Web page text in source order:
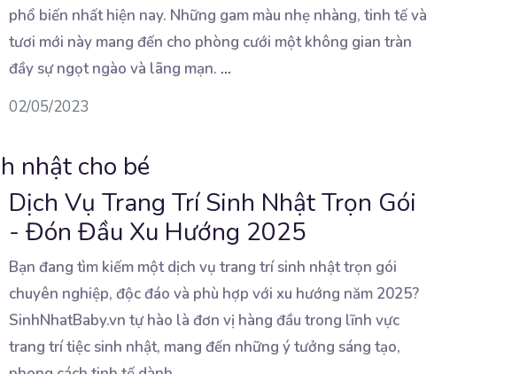
phổ biến nhất hiện nay. Những gam màu nhẹ nhàng, tinh tế và
tươi mới này mang đến cho phòng cưới một không gian tràn
đầy sự ngọt ngào và lãng mạn. ...
02/05/2023
nhật cho bé
Dịch Vụ Trang Trí Sinh Nhật Trọn Gói
- Đón Đầu Xu Hướng 2025
Bạn đang tìm kiếm một dịch vụ trang trí sinh nhật trọn gói
chuyên nghiệp, độc đáo và phù hợpvới xu hướng năm 2025?
SinhNhatBaby.vn tự hào là đơn vị hàng đầu trong lĩnh vực
trang trí tiệc sinh nhật, mang đến những ý tưởng sáng tạo,